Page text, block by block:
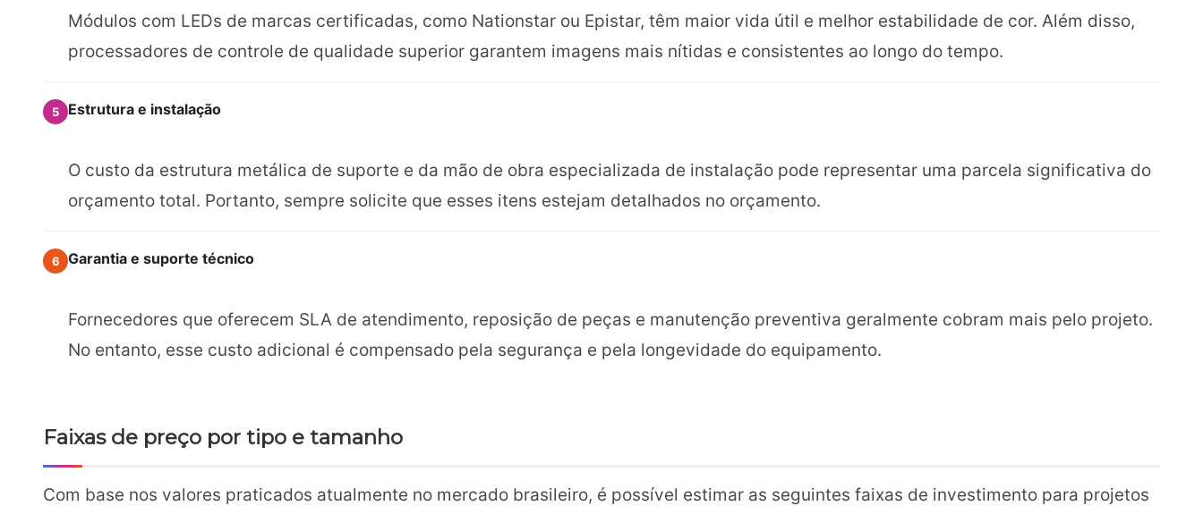
Módulos com LEDs de marcas certificadas, como Nationstar ou Epistar, têm maior vida útil e melhor estabilidade de cor. Além disso,
processadores de controle de qualidade superior garantem imagens mais nítidas e consistentes ao longo do tempo.
5 Estrutura e instalação
O custo da estrutura metálica de suporte e da mão de obra especializada de instalação pode representar uma parcela significativa do
orçamento total. Portanto, sempre solicite que esses itens estejam detalhados no orçamento.
6 Garantia e suporte técnico
Fornecedores que oferecem SLA de atendimento, reposição de peças e manutenção preventiva geralmente cobram mais pelo projeto.
No entanto, esse custo adicional é compensado pela segurança e pela longevidade do equipamento.
Faixas de preço por tipo e tamanho
Com base nos valores praticados atualmente no mercado brasileiro, é possível estimar as seguintes faixas de investimento para projetos